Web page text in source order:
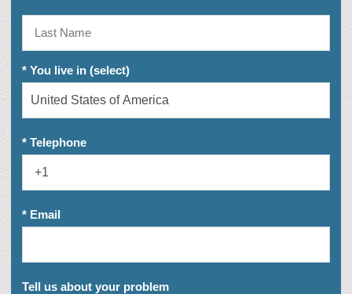
* You live in (select)
* Telephone
* Email
Tell us about your problem